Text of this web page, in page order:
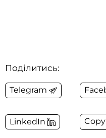
Поділитись:
Telegram
LinkedIn